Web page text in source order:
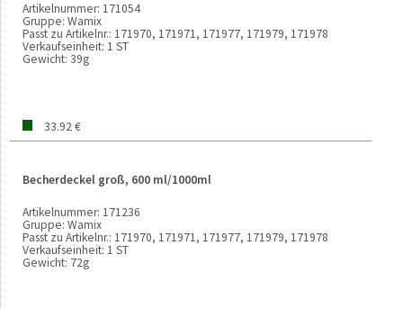
Artikelnummer: 171054
Gruppe: Wamix
Passt zu Artikelnr.: 171970, 171971, 171977, 171979, 171978
Verkaufseinheit: 1 ST
Gewicht: 39g
33.92 €
Becherdeckel groß, 600 ml/1000ml
Artikelnummer: 171236
Gruppe: Wamix
Passt zu Artikelnr.: 171970, 171971, 171977, 171979, 171978
Verkaufseinheit: 1 ST
Gewicht: 72g